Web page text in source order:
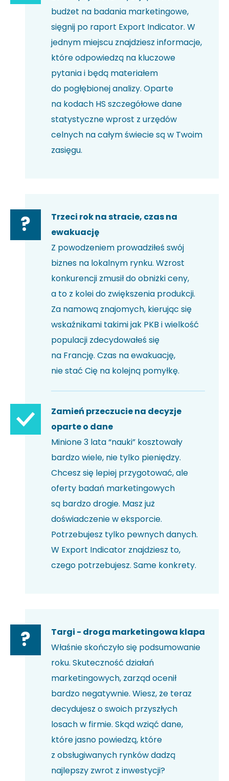
budżet na badania marketingowe,
sięgnij po raport Export Indicator. W
jednym miejscu znajdziesz informacje,
które odpowiedzą na kluczowe
pytania i będą materiałem
do pogłębionej analizy. Oparte
na kodach HS szczegółowe dane
statystyczne wprost z urzędów
celnych na całym świecie są w Twoim
zasięgu.
?
Trzeci rok na stracie, czas na
ewakuację
Z powodzeniem prowadziłeś swój
biznes na lokalnym rynku. Wzrost
konkurencji zmusił do obniżki ceny,
a to z kolei do zwiększenia produkcji.
Za namową znajomych, kierując się
wskaźnikami takimi jak PKB i wielkość
populacji zdecydowałeś się
na Francję. Czas na ewakuację,
nie stać Cię na kolejną pomyłkę.
Zamień przeczucie na decyzje
oparte o dane
Minione 3 lata “nauki” kosztowały
bardzo wiele, nie tylko pieniędzy.
Chcesz się lepiej przygotować, ale
oferty badań marketingowych
są bardzo drogie. Masz już
doświadczenie w eksporcie.
Potrzebujesz tylko pewnych danych.
W Export Indicator znajdziesz to,
czego potrzebujesz. Same konkrety.
?
Targi - droga marketingowa klapa
Właśnie skończyło się podsumowanie
roku. Skuteczność działań
marketingowych, zarząd ocenił
bardzo negatywnie. Wiesz, że teraz
decydujesz o swoich przyszłych
losach w firmie. Skąd wziąć dane,
które jasno powiedzą, które
z obsługiwanych rynków dadzą
najlepszy zwrot z inwestycji?